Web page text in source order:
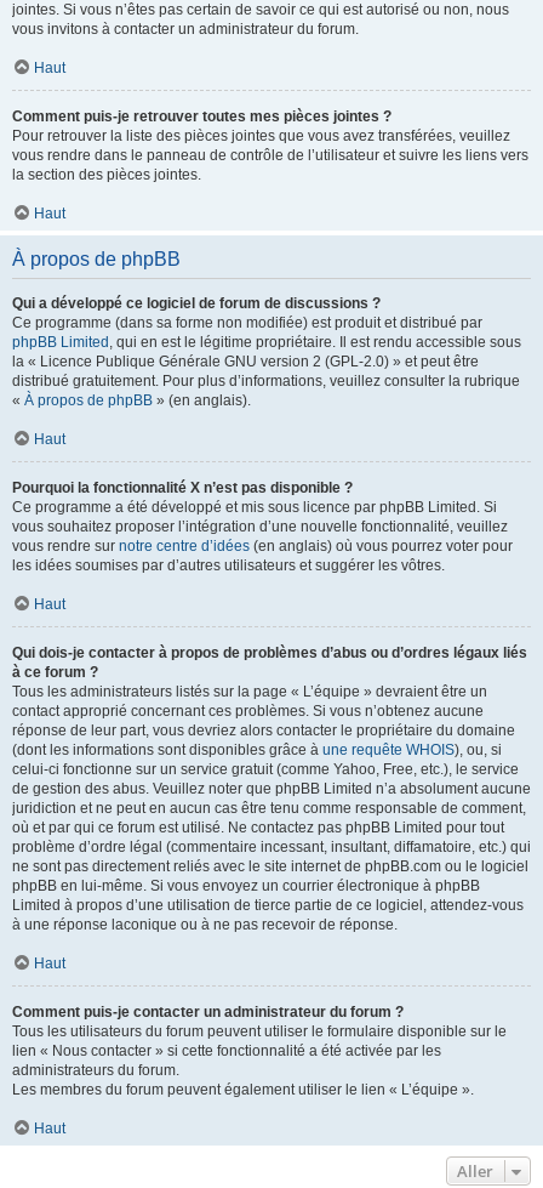
jointes. Si vous n’êtes pas certain de savoir ce qui est autorisé ou non, nous
vous invitons à contacter un administrateur du forum.
Haut
Comment puis-je retrouver toutes mes pièces jointes ?
Pour retrouver la liste des pièces jointes que vous avez transférées, veuillez
vous rendre dans le panneau de contrôle de l’utilisateur et suivre les liens vers
la section des pièces jointes.
Haut
À propos de phpBB
Qui a développé ce logiciel de forum de discussions ?
Ce programme (dans sa forme non modifiée) est produit et distribué par
phpBB Limited , qui en est le légitime propriétaire. Il est rendu accessible sous
la « Licence Publique Générale GNU version 2 (GPL-2.0) » et peut être
distribué gratuitement. Pour plus d’informations, veuillez consulter la rubrique
« À propos de phpBB » (en anglais).
Haut
Pourquoi la fonctionnalité X n’est pas disponible ?
Ce programme a été développé et mis sous licence par phpBB Limited. Si
vous souhaitez proposer l’intégration d’une nouvelle fonctionnalité, veuillez
vous rendre sur notre centre d’idées (en anglais) où vous pourrez voter pour
les idées soumises par d’autres utilisateurs et suggérer les vôtres.
Haut
Qui dois-je contacter à propos de problèmes d’abus ou d’ordres légaux liés
à ce forum ?
Tous les administrateurs listés sur la page « L’équipe » devraient être un
contact approprié concernant ces problèmes. Si vous n’obtenez aucune
réponse de leur part, vous devriez alors contacter le propriétaire du domaine
(dont les informations sont disponibles grâce à une requête WHOIS), ou, si
celui-ci fonctionne sur un service gratuit (comme Yahoo, Free, etc.), le service
de gestion des abus. Veuillez noter que phpBB Limited n’a absolument aucune
juridiction et ne peut en aucun cas être tenu comme responsable de comment,
où et par qui ce forum est utilisé. Ne contactez pas phpBB Limited pour tout
problème d’ordre légal (commentaire incessant, insultant, diffamatoire, etc.) qui
ne sont pas directement reliés avec le site internet de phpBB.com ou le logiciel
phpBB en lui-même. Si vous envoyez un courrier électronique à phpBB
Limited à propos d’une utilisation de tierce partie de ce logiciel, attendez-vous
à une réponse laconique ou à ne pas recevoir de réponse.
Haut
Comment puis-je contacter un administrateur du forum ?
Tous les utilisateurs du forum peuvent utiliser le formulaire disponible sur le
lien « Nous contacter » si cette fonctionnalité a été activée par les
administrateurs du forum.
Les membres du forum peuvent également utiliser le lien « L’équipe ».
Haut
Aller